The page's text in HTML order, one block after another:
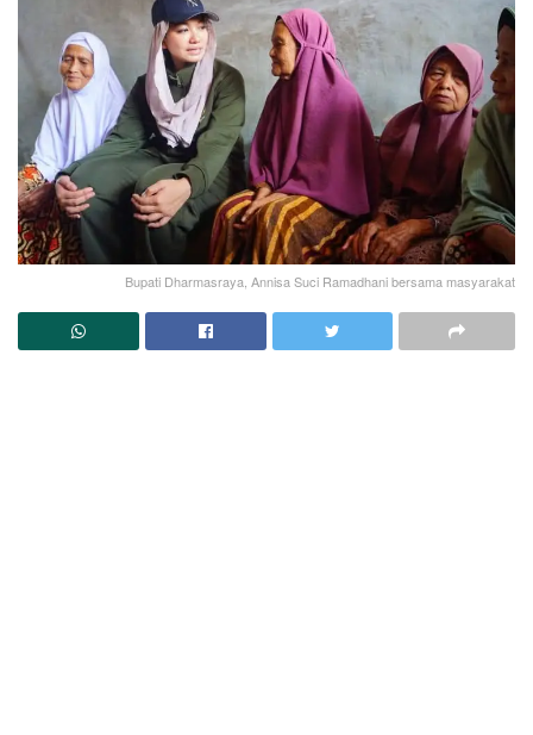
Bupati Dharmasraya, Annisa Suci Ramadhani bersama masyarakat